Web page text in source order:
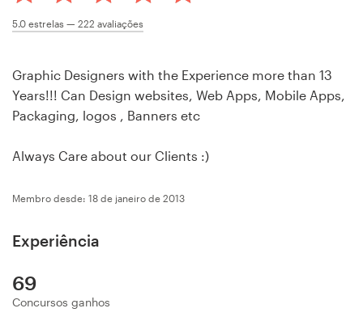
5.0 estrelas — 222 avaliações
Graphic Designers with the Experience more than 13
Years!!! Can Design websites, Web Apps, Mobile Apps,
Packaging, logos , Banners etc
Always Care about our Clients :)
Membro desde: 18 de janeiro de 2013
Experiência
69
Concursos ganhos
Concursos de designs
Encontre um designer
Quero